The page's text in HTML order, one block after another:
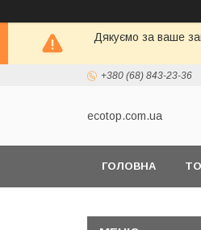
Дякуємо за ваше
+380 (68) 843-23-36
ecotop.com.ua
ГОЛОВНА